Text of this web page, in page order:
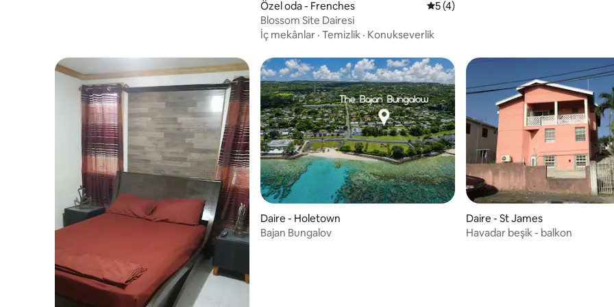
Özel oda - Frenches 5 üzerinden ortalama 5 puan, 4
5 (4)
Blossom Site Dairesi
İç mekânlar · Temizlik · Konukseverlik
Daire - Holetown
Bajan Bungalov
Daire - St James
Havadar beşik - balkon